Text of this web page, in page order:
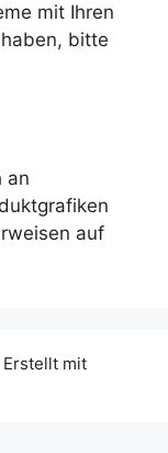
mit Ihren
bitte
an
auf
mit